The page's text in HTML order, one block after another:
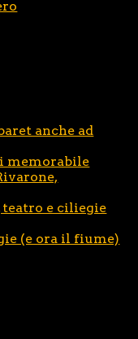
anche ad
memorabile
teatro e ciliegie
(e ora il fiume)